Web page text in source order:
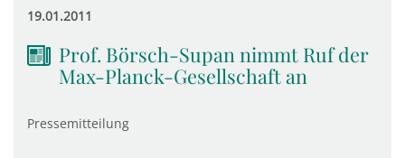
19.01.2011
Prof. Börsch-Supan nimmt Ruf der
Max-Planck-Gesellschaft an
Pressemitteilung